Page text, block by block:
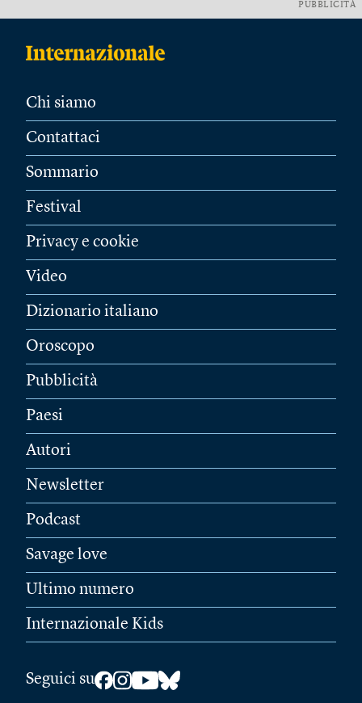
PUBBLICITÀ
Chi siamo
Contattaci
Sommario
Festival
Privacy e cookie
Video
Dizionario italiano
Oroscopo
Pubblicità
Paesi
Autori
Newsletter
Podcast
Savage love
Ultimo numero
Internazionale Kids
Seguici su